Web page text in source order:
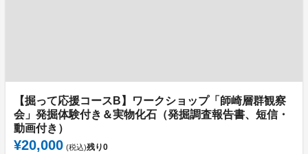
【掘って応援コースB】ワークショップ「師崎層群観察
会」発掘体験付き＆実物化石（発掘調査報告書、短信・
動画付き）
¥20,000 (税込)残り0